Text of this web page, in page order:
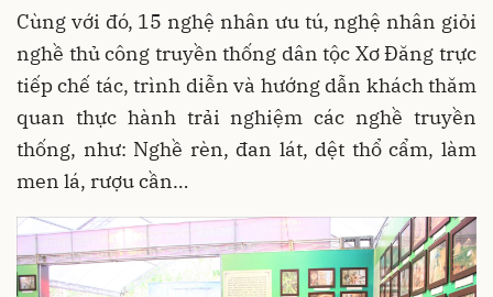
Cùng với đó, 15 nghệ nhân ưu tú, nghệ nhân giỏi
nghề thủ công truyền thống dân tộc Xơ Đăng trực
tiếp chế tác, trình diễn và hướng dẫn khách thăm
quan thực hành trải nghiệm các nghề truyền
thống, như: Nghề rèn, đan lát, dệt thổ cẩm, làm
men lá, rượu cần…